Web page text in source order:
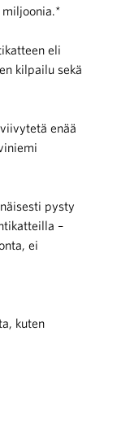
eli
kilpailu sekä
enää
pysty
–
ei
kuten